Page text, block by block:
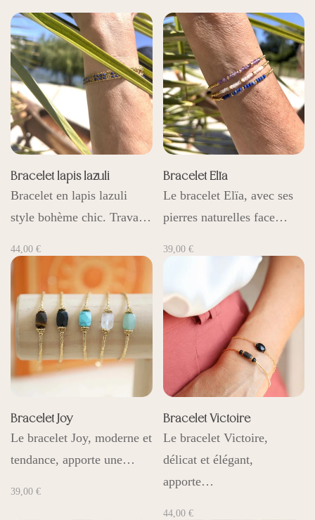
Bracelet lapis lazuli
Bracelet en lapis lazuli
style bohème chic. Trava…
44,00 €
Bracelet Elïa
Le bracelet Elïa, avec ses
pierres naturelles face…
39,00 €
Bracelet Joy
Le bracelet Joy, moderne et
tendance, apporte une…
39,00 €
Bracelet Victoire
Le bracelet Victoire,
délicat et élégant,
apporte…
44,00 €